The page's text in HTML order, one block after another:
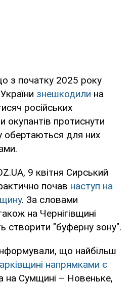
з початку 2025 року
знешкодили на
російських
окупантів протиснути
обертаються для них
9 квітня Сирський
почав наступ на
. За словами
на Чернігівщині
створити "буферну зону".
що найбільш
напрямками є
а на Сумщині – Новеньке,